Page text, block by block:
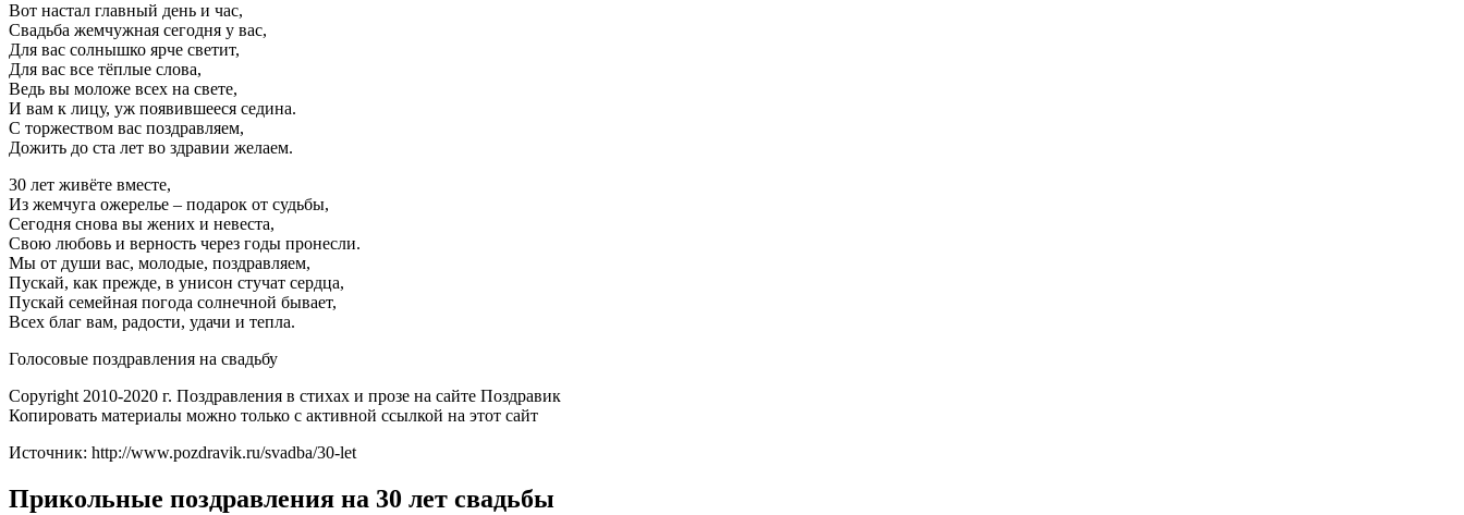
Вот настал главный день и час,
Свадьба жемчужная сегодня у вас,
Для вас солнышко ярче светит,
Для вас все тёплые слова,
Ведь вы моложе всех на свете,
И вам к лицу, уж появившееся седина.
С торжеством вас поздравляем,
Дожить до ста лет во здравии желаем.
30 лет живёте вместе,
Из жемчуга ожерелье – подарок от судьбы,
Сегодня снова вы жених и невеста,
Свою любовь и верность через годы пронесли.
Мы от души вас, молодые, поздравляем,
Пускай, как прежде, в унисон стучат сердца,
Пускай семейная погода солнечной бывает,
Всех благ вам, радости, удачи и тепла.
Голосовые поздравления на свадьбу
Copyright 2010-2020 г. Поздравления в стихах и прозе на сайте Поздравик
Копировать материалы можно только с активной ссылкой на этот сайт
Источник: http://www.pozdravik.ru/svadba/30-let
Прикольные поздравления на 30 лет свадьбы